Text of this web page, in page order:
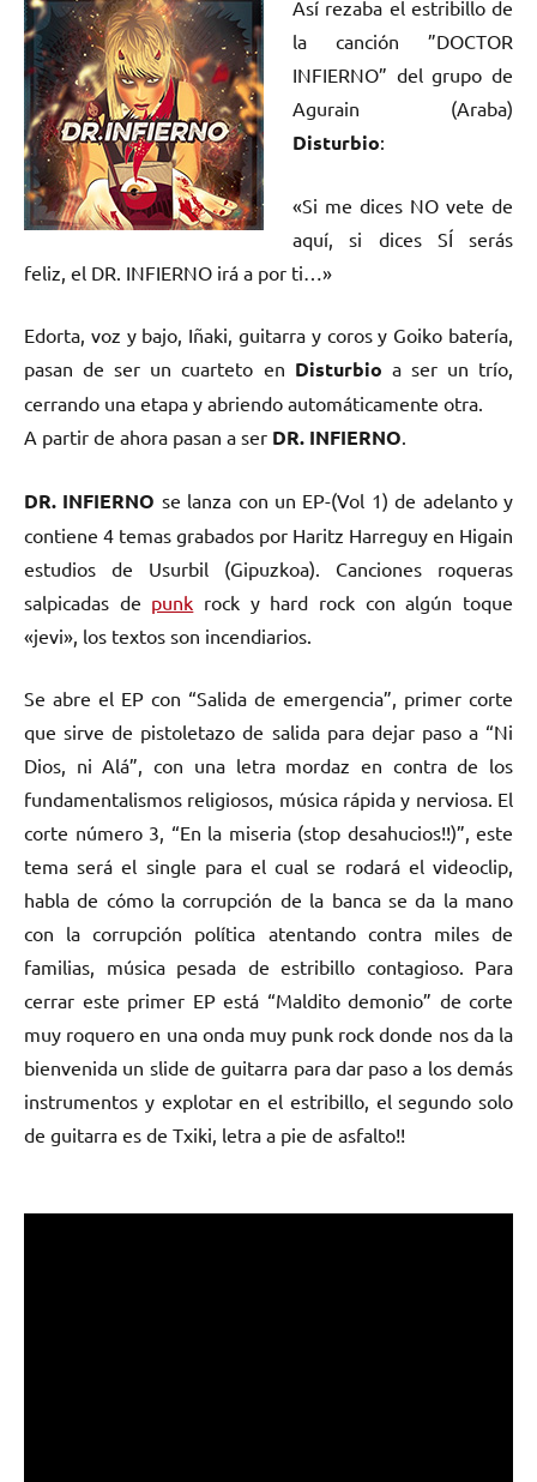
Así rezaba el estribillo de
la canción ”DOCTOR
INFIERNO” del grupo de
Agurain (Araba)
Disturbio:
«Si me dices NO vete de
aquí, si dices SÍ serás
feliz, el DR. INFIERNO irá a por ti…»
Edorta, voz y bajo, Iñaki, guitarra y coros y Goiko batería,
pasan de ser un cuarteto en Disturbio a ser un trío,
cerrando una etapa y abriendo automáticamente otra.
A partir de ahora pasan a ser DR. INFIERNO
DR. INFIERNO se lanza con un EP-(Vol 1) de adelanto y
contiene 4 temas grabados por Haritz Harreguy en Higain
estudios de Usurbil (Gipuzkoa). Canciones roqueras
salpicadas de punk rock y hard rock con algún toque
«jevi», los textos son incendiarios.
Se abre el EP con “Salida de emergencia”, primer corte
que sirve de pistoletazo de salida para dejar paso a “Ni
Dios, ni Alá”, con una letra mordaz en contra de los
fundamentalismos religiosos, música rápida y nerviosa. El
corte número 3, “En la miseria (stop desahucios!!)”, este
tema será el single para el cual se rodará el videoclip,
habla de cómo la corrupción de la banca se da la mano
con la corrupción política atentando contra miles de
familias, música pesada de estribillo contagioso. Para
cerrar este primer EP está “Maldito demonio” de corte
muy roquero en una onda muy punk rock donde nos da la
bienvenida un slide de guitarra para dar paso a los demás
instrumentos y explotar en el estribillo, el segundo solo
de guitarra es de Txiki, letra a pie de asfalto!!